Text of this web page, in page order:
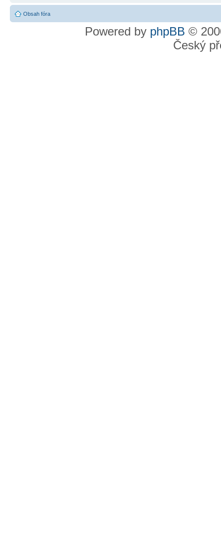
Obsah fóra
Powered by phpBB ©
Český